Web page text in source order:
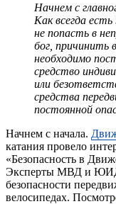
Начнем с
Как всегда
не попасть в
бог, причинить
необходимо
средство
или
средства
постоянной
Начнем с начала.
катания провело
«Безопасность в
Эксперты МВД и ЮИД
безопасности
велосипедах.